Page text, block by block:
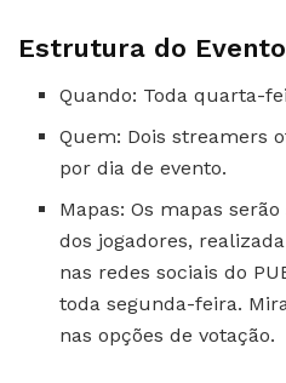
Estrutura do Evento
Quando: Toda quarta-
Quem: Dois streamers
por dia de evento.
Mapas: Os mapas
dos jogadores,
nas redes sociais do
toda segunda-feira.
nas opções de votação.